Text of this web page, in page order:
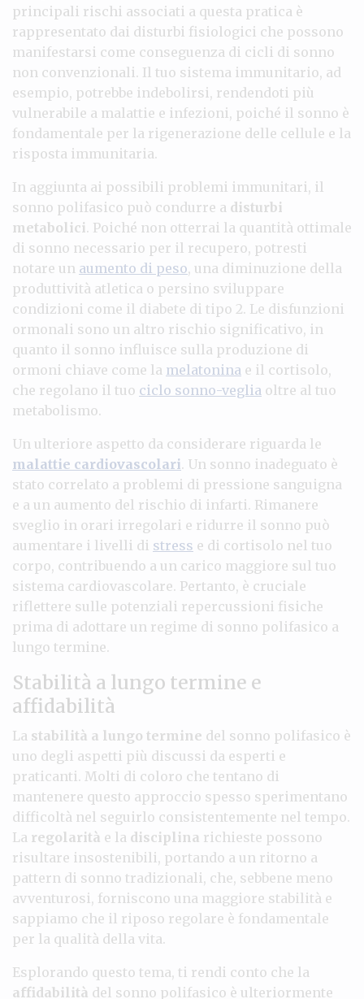
principali rischi associati a questa pratica è
rappresentato dai disturbi fisiologici che possono
manifestarsi come conseguenza di cicli di sonno
non convenzionali. Il tuo sistema immunitario, ad
esempio, potrebbe indebolirsi, rendendoti più
vulnerabile a malattie e infezioni, poiché il sonno è
fondamentale per la rigenerazione delle cellule e la
risposta immunitaria.
In aggiunta ai possibili problemi immunitari, il
sonno polifasico può condurre a disturbi
metabolici. Poiché non otterrai la quantità ottimale
di sonno necessario per il recupero, potresti
notare un aumento di peso, una diminuzione della
produttività atletica o persino sviluppare
condizioni come il diabete di tipo 2. Le disfunzioni
ormonali sono un altro rischio significativo, in
quanto il sonno influisce sulla produzione di
ormoni chiave come la melatonina e il cortisolo,
che regolano il tuo ciclo sonno-veglia oltre al tuo
metabolismo.
Un ulteriore aspetto da considerare riguarda le
malattie cardiovascolari. Un sonno inadeguato è
stato correlato a problemi di pressione sanguigna
e a un aumento del rischio di infarti. Rimanere
sveglio in orari irregolari e ridurre il sonno può
aumentare i livelli di stress e di cortisolo nel tuo
corpo, contribuendo a un carico maggiore sul tuo
sistema cardiovascolare. Pertanto, è cruciale
riflettere sulle potenziali repercussioni fisiche
prima di adottare un regime di sonno polifasico a
lungo termine.
Stabilità a lungo termine e
affidabilità
La stabilità a lungo termine del sonno polifasico è
uno degli aspetti più discussi da esperti e
praticanti. Molti di coloro che tentano di
mantenere questo approccio spesso sperimentano
difficoltà nel seguirlo consistentemente nel tempo.
La regolarità e la disciplina richieste possono
risultare insostenibili, portando a un ritorno a
pattern di sonno tradizionali, che, sebbene meno
avventurosi, forniscono una maggiore stabilità e
sappiamo che il riposo regolare è fondamentale
per la qualità della vita.
Esplorando questo tema, ti rendi conto che la
affidabilità del sonno polifasico è ulteriormente